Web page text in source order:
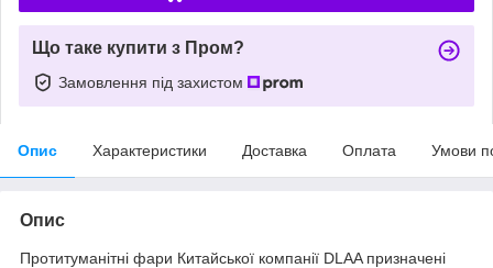
Що таке купити з Пром?
Замовлення під захистом
Опис Характеристики Доставка Оплата Умови
Опис
Протитуманітні фари Китайської компанії DLAA призначені